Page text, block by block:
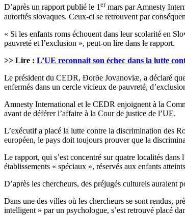
D’après un rapport publié le 1ermars par Amnesty
autorités slovaques. Ceux-ci se retrouvent par
« Si les enfants roms échouent dans leur scolarité en
pauvreté et l’exclusion », peut-on lire dans le rapport.
>> Lire : L’UE reconnait son échec dans la lutte
Le président du CEDR, Ðorðe Jovanoviæ, a déclaré
enfermés dans un cercle vicieux de pauvreté,
Amnesty International et le CEDR enjoignent à la
avant de déférer l’affaire à la Cour de justice de l’UE.
L’exécutif a placé la lutte contre la discrimination des
européen, le pays doit toujours prouver que la
Le rapport, qui s’est concentré sur quatre localités dans
établissements « spéciaux », réservés aux enfants
D’après les chercheurs, des préjugés culturels auraient
Dans une des villes où les chercheurs se sont rendus,
intelligent » par un psychologue, s’est retrouvé placé